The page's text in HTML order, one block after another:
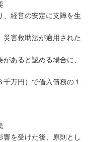
営の安定に支障を生
救助法が適用された
ると認める場合に、
円）で借入債務の１
受けた後、原則とし